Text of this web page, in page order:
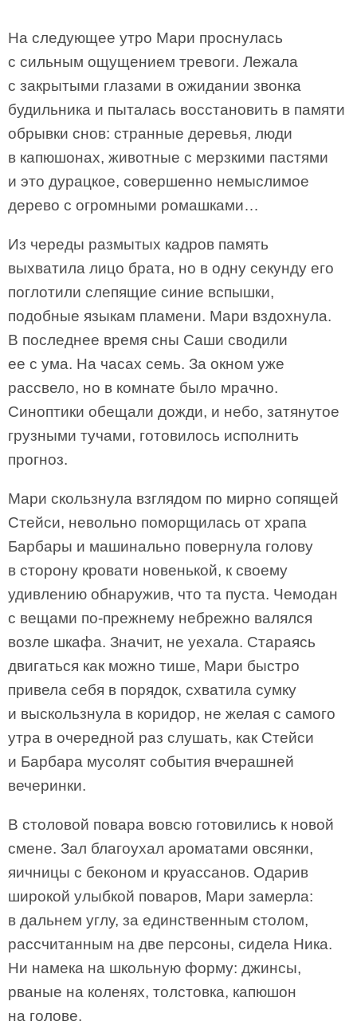
На следующее утро Мари проснулась
с сильным ощущением тревоги. Лежала
с закрытыми глазами в ожидании звонка
будильника и пыталась восстановить в памяти
обрывки снов: странные деревья, люди
в капюшонах, животные с мерзкими пастями
и это дурацкое, совершенно немыслимое
дерево с огромными ромашками…
Из череды размытых кадров память
выхватила лицо брата, но в одну секунду его
поглотили слепящие синие вспышки,
подобные языкам пламени. Мари вздохнула.
В последнее время сны Саши сводили
ее с ума. На часах семь. За окном уже
рассвело, но в комнате было мрачно.
Синоптики обещали дожди, и небо, затянутое
грузными тучами, готовилось исполнить
прогноз.
Мари скользнула взглядом по мирно сопящей
Стейси, невольно поморщилась от храпа
Барбары и машинально повернула голову
в сторону кровати новенькой, к своему
удивлению обнаружив, что та пуста. Чемодан
с вещами по-прежнему небрежно валялся
возле шкафа. Значит, не уехала. Стараясь
двигаться как можно тише, Мари быстро
привела себя в порядок, схватила сумку
и выскользнула в коридор, не желая с самого
утра в очередной раз слушать, как Стейси
и Барбара мусолят события вчерашней
вечеринки.
В столовой повара вовсю готовились к новой
смене. Зал благоухал ароматами овсянки,
яичницы с беконом и круассанов. Одарив
широкой улыбкой поваров, Мари замерла:
в дальнем углу, за единственным столом,
рассчитанным на две персоны, сидела Ника.
Ни намека на школьную форму: джинсы,
рваные на коленях, толстовка, капюшон
на голове.